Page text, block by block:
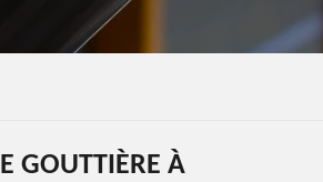
GOUTTIÈRE À